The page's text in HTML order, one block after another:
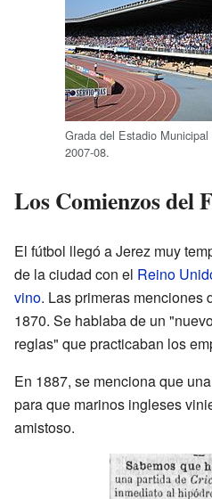
Grada del Estadio
2007-08.
Los Comienzos del
El fútbol llegó a Jerez muy
de la ciudad con el Reino
vino. Las primeras menciones
1870. Se hablaba de un
reglas" que practicaban los
En 1887, se menciona que
para que marinos ingleses
amistoso.